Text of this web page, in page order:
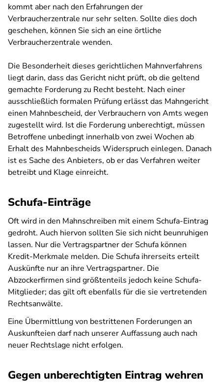
kommt aber nach den Erfahrungen der
Verbraucherzentrale nur sehr selten. Sollte dies doch
geschehen, können Sie sich an eine örtliche
Verbraucherzentrale wenden.
Die Besonderheit dieses gerichtlichen Mahnverfahrens
liegt darin, dass das Gericht nicht prüft, ob die geltend
gemachte Forderung zu Recht besteht. Nach einer
ausschließlich formalen Prüfung erlässt das Mahngericht
einen Mahnbescheid, der Verbrauchern von Amts wegen
zugestellt wird. Ist die Forderung unberechtigt, müssen
Betroffene unbedingt innerhalb von zwei Wochen ab
Erhalt des Mahnbescheids Widerspruch einlegen. Danach
ist es Sache des Anbieters, ob er das Verfahren weiter
betreibt und Klage einreicht.
Schufa-Einträge
Oft wird in den Mahnschreiben mit einem Schufa-Eintrag
gedroht. Auch hiervon sollten Sie sich nicht beunruhigen
lassen. Nur die Vertragspartner der Schufa können
Kredit-Merkmale melden. Die Schufa ihrerseits erteilt
Auskünfte nur an ihre Vertragspartner. Die
Abzockerfirmen sind größtenteils jedoch keine Schufa-
Mitglieder; das gilt oft ebenfalls für die sie vertretenden
Rechtsanwälte.
Eine Übermittlung von bestrittenen Forderungen an
Auskunfteien darf nach unserer Auffassung auch nach
neuer Rechtslage nicht erfolgen.
Gegen unberechtigten Eintrag wehren